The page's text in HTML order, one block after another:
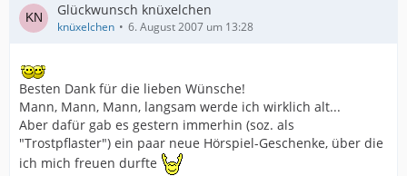
Glückwunsch knüxelchen
knüxelchen 6. August 2007 um 13:28
Besten Dank für die lieben Wünsche!
Mann, Mann, Mann, langsam werde ich wirklich alt...
Aber dafür gab es gestern immerhin (soz. als
"Trostpflaster") ein paar neue Hörspiel-Geschenke, über die
ich mich freuen durfte